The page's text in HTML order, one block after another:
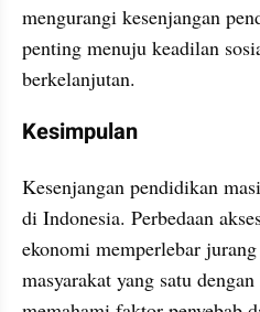
mengurangi kesenjangan
penting menuju keadilan
berkelanjutan.
Kesimpulan
Kesenjangan pendidikan
di Indonesia. Perbedaan
ekonomi memperlebar
masyarakat yang satu